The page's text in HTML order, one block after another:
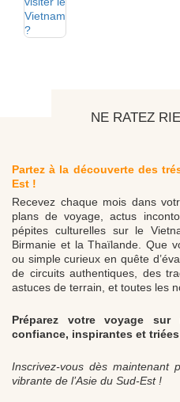
NE RATEZ
Partez à la découverte des
Est !
Recevez chaque mois dans
plans de voyage, actus
pépites culturelles sur le
Birmanie et la Thaïlande. Que
ou simple curieux en quête
de circuits authentiques, des
astuces de terrain, et toutes les
Préparez votre voyage
confiance, inspirantes et
Inscrivez-vous dès maintenant
vibrante de l’Asie du Sud-Est !